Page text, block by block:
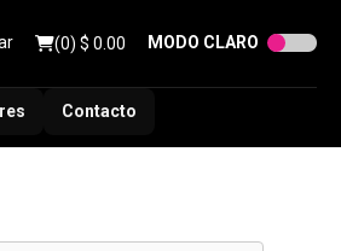
(0) $ 0.00 MODO CLARO
Contacto